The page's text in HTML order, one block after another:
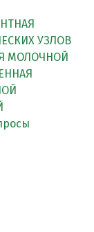
УЗЛОВ
МОЛОЧНОЙ